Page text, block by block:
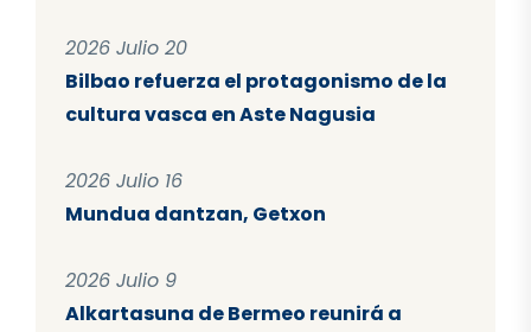
2026 Julio 20
Bilbao refuerza el protagonismo de la
cultura vasca en Aste Nagusia
2026 Julio 16
Mundua dantzan, Getxon
2026 Julio 9
Alkartasuna de Bermeo reunirá a